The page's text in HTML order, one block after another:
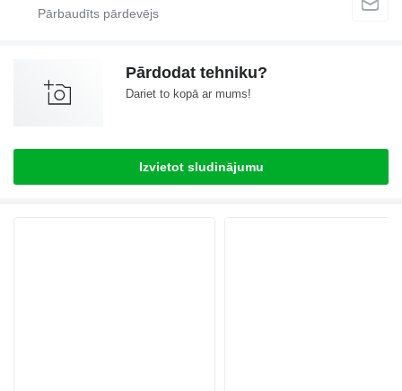
Pārdodat tehniku?
Dariet to kopā ar mums!
Izvietot sludinājumu